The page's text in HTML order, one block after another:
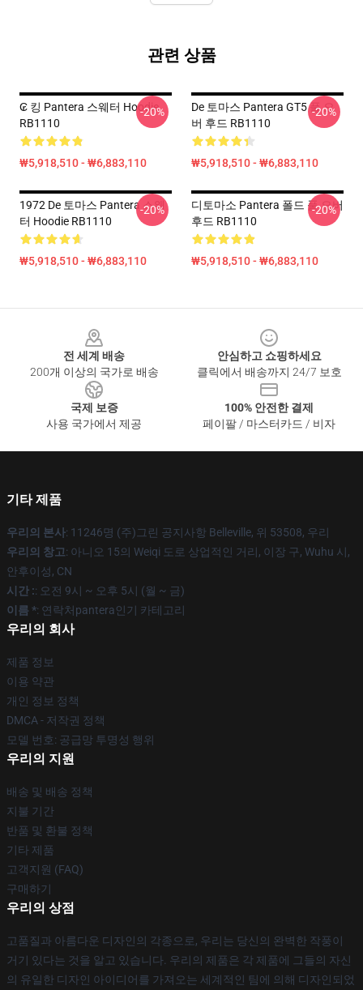
관련 상품
₢ 킹 Pantera 스웨터 Hoodie
RB1110
₩5,918,510 - ₩6,883,110
-20%
De 토마스 Pantera GT5 풀 오
버 후드 RB1110
₩5,918,510 - ₩6,883,110
-20%
1972 De 토마스 Pantera 스웨
터 Hoodie RB1110
₩5,918,510 - ₩6,883,110
-20%
디토마소 Pantera 폴드 풀 오버
후드 RB1110
₩5,918,510 - ₩6,883,110
-20%
전 세계 배송
200개 이상의 국가로 배송
안심하고 쇼핑하세요
클릭에서 배송까지 24/7 보호
국제 보증
사용 국가에서 제공
100% 안전한 결제
페이팔 / 마스터카드 / 비자
기타 제품
우리의 본사: 11246명 (주)그린 공지사항 Belleville, 위 53508, 우리
우리의 창고: 아니오 15의 Weiqi 도로 상업적인 거리, 이장 구, Wuhu 시,
안후이성, CN
시간 :: 오전 9시 ~ 오후 5시 (월 ~ 금)
이름 *: 연락처pantera인기 카테고리
우리의 회사
제품 정보
이용 약관
개인 정보 정책
DMCA - 저작권 정책
모델 번호: 공급망 투명성 행위
우리의 지원
배송 및 배송 정책
지불 기간
반품 및 환불 정책
기타 제품
고객지원 (FAQ)
구매하기
우리의 상점
고품질과 아름다운 디자인의 각종으로, 우리는 당신의 완벽한 작풍이
거기 있다는 것을 알고 있습니다. 우리의 제품은 각 제품에 그들의 자신
의 유일한 디자인 아이디어를 가져오는 세계적인 팀에 의해 디자인되었